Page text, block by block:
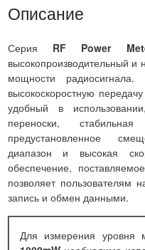
Описание
Серия RF Power
высокопроизводительный и
мощности
высокоскоростную
удобный в
переноски,
предустановленное
диапазон и высокая
обеспечение,
позволяет пользователям
запись и обмен данными.
Для измерения уровня